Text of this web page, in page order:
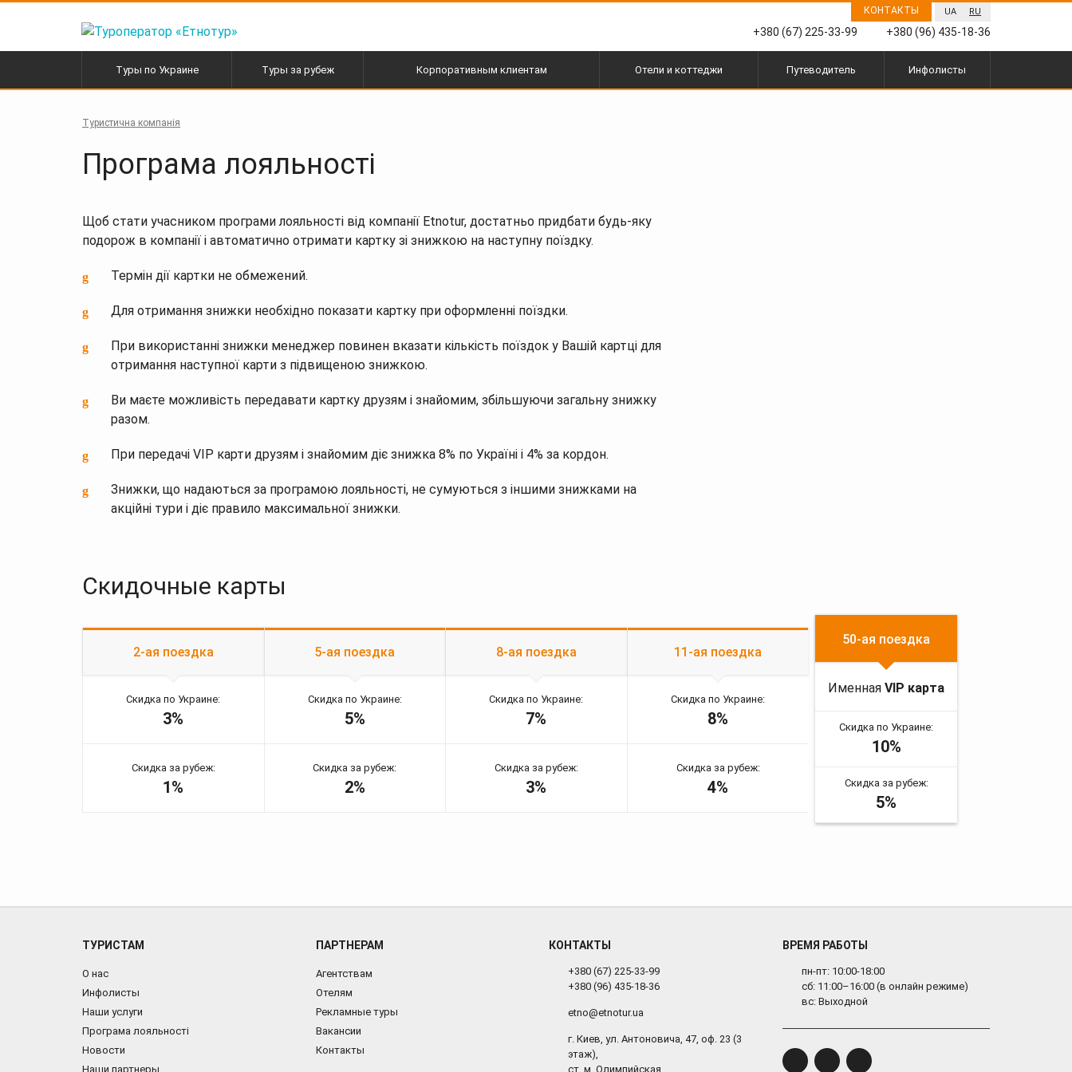
UA RU
КОНТАКТЫ
+380 (67) 225-33-99 +380 (96) 435-18-36
Туры по Украине
Экскурсионные туры
Горнолыжные туры
Туры за рубеж Корпоративным клиентам Отели и коттеджи Путеводитель Инфолисты
Туристична компанія
Програма лояльності
Щоб стати учасником програми лояльності від компанії Etnotur, достатньо придбати будь-яку
подорож в компанії і автоматично отримати картку зі знижкою на наступну поїздку.
Термін дії картки не обмежений.
Для отримання знижки необхідно показати картку при оформленні поїздки.
При використанні знижки менеджер повинен вказати кількість поїздок у Вашій картці для
отримання наступної карти з підвищеною знижкою.
Ви маєте можливість передавати картку друзям і знайомим, збільшуючи загальну знижку
разом.
При передачі VIP карти друзям і знайомим діє знижка 8% по Україні і 4% за кордон.
Знижки, що надаються за програмою лояльності, не сумуються з іншими знижками на
акційні тури і діє правило максимальної знижки.
Скидочные карты
2-ая поездка
Скидка по Украине:
3%
Скидка за рубеж:
1%
5-ая поездка
Скидка по Украине:
5%
Скидка за рубеж:
2%
8-ая поездка
Скидка по Украине:
7%
Скидка за рубеж:
3%
11-ая поездка
Скидка по Украине:
8%
Скидка за рубеж:
4%
50-ая поездка
ИменнаяVIP карта
Скидка по Украине:
10%
Скидка за рубеж:
5%
ТУРИСТАМ
О нас
Инфолисты
Наши услуги
Програма лояльності
Новости
Наши партнеры
ПАРТНЕРАМ
Агентствам
Отелям
Рекламные туры
Вакансии
Контакты
КОНТАКТЫ
+380 (67) 225-33-99
+380 (96) 435-18-36
etno@etnotur.ua
г. Киев, ул. Антоновича, 47, оф. 23 (3
этаж),
ст. м. Олимпийская
ВРЕМЯ РАБОТЫ
пн-пт: 10:00-18:00
сб: 11:00–16:00 (в онлайн режиме)
вс: Выходной